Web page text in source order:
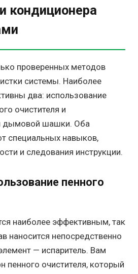
кондиционера
проверенных методов
системы. Наиболее
два: использование
очистителя и
дымовой шашки. Оба
специальных навыков,
и следования инструкции.
пенного
наиболее эффективным, так
наносится непосредственно
— испаритель. Вам
пенного очистителя, который